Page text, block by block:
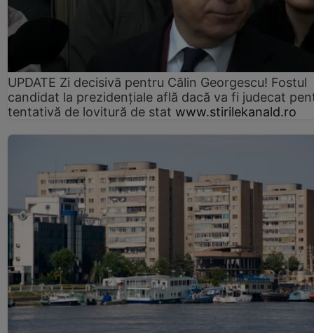
UPDATE Zi decisivă pentru Călin Georgescu! Fostul
candidat la prezidențiale află dacă va fi judecat
tentativă de lovitură de stat www.stirilekanald.ro